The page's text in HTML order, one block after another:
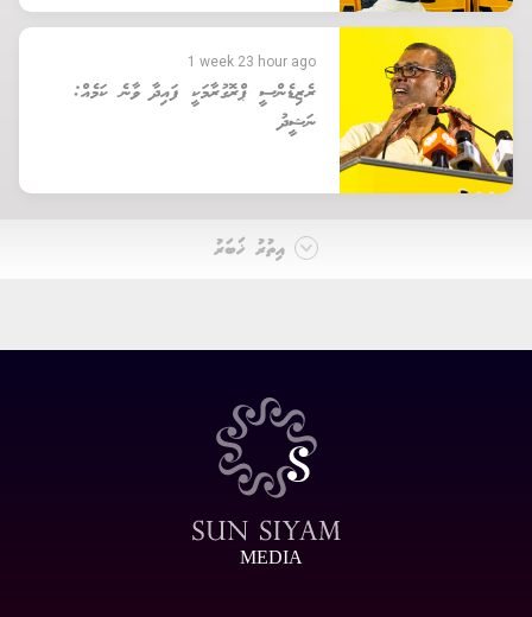
1 week 23 hour ago
ރެޒިޑެންސީ ޕްރޮގުރާމަކީ ފައިދާ ވާނެ ކަމެއް:
ނަޝީދު
އިތުރު ޚަބަރު
MEDIA